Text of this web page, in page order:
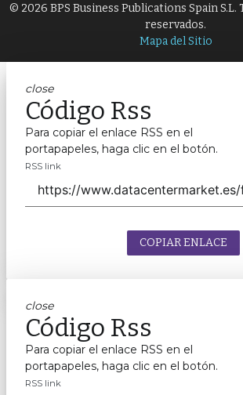
© 2026 BPS Business Publications Spain
reservados.
Mapa del Sitio
close
Código Rss
Para copiar el enlace RSS en el
portapapeles, haga clic en el botón.
RSS link
COPIAR ENLACE
close
Código Rss
Para copiar el enlace RSS en el
portapapeles, haga clic en el botón.
RSS link